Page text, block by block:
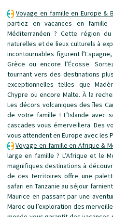
Voyage en famille en Europe &
partiez en vacances en
Méditerranéen ? Cette région
naturelles et de lieux culturels à
incontournables figurent
Grèce ou encore l’Écosse.
tournant vers des destinations
exceptionnelles telles que
Chypre ou encore Malte. À la
Les décors volcaniques des îles
de votre famille ! L’Islande avec
cascades vous émerveillera. Des
vous attendent en Europe avec les
Voyage en famille en Afrique &
large en famille ? L’Afrique et le
magnifiques destinations à
de ces territoires offre une
safari en Tanzanie au séjour
Maurice en passant par une
Maroc ou l’exploration des